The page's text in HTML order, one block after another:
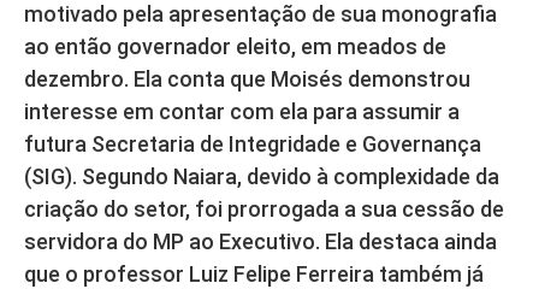
motivado pela apresentação de sua monografia
ao então governador eleito, em meados de
dezembro. Ela conta que Moisés demonstrou
interesse em contar com ela para assumir a
futura Secretaria de Integridade e Governança
(SIG). Segundo Naiara, devido à complexidade da
criação do setor, foi prorrogada a sua cessão de
servidora do MP ao Executivo. Ela destaca ainda
que o professor Luiz Felipe Ferreira também já